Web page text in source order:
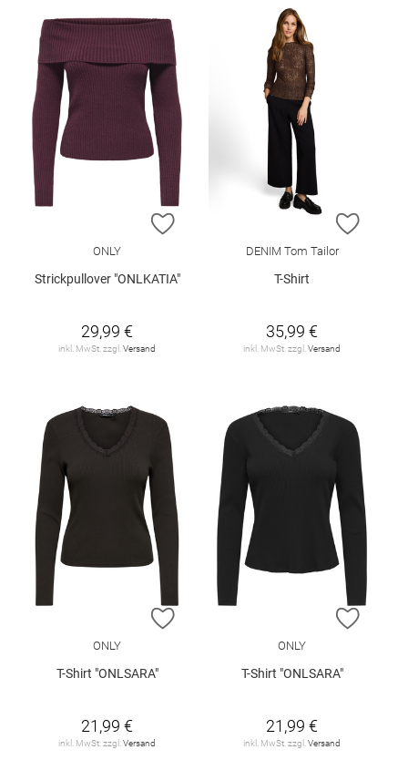
ZUR WUNSCHLISTE HINZUFÜGEN
ONLY
Strickpullover "ONLKATIA"
29,99 €
inkl. MwSt. zzgl.Versand
ZUR
DENIM Tom Tailor
T-Shirt
35,99 €
inkl. MwSt. zzgl.Versand
ZUR WUNSCHLISTE HINZUFÜGEN
ONLY
T-Shirt "ONLSARA"
21,99 €
inkl. MwSt. zzgl.Versand
ZUR
ONLY
T-Shirt "ONLSARA"
21,99 €
inkl. MwSt. zzgl.Versand